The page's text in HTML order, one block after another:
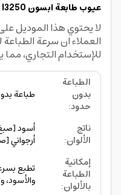
عيوب طابعة ابسون l3250
لا يحتوي هذا الموديل
العملاء ان سرعة
للإستخدام التجاري،
الطباعة
بدون
حدود:
طباعة بدون
ناتج
الألوان:
أسود
أرجواني
إمكانية
الطباعة
بالألوان:
والأسود، و17 صفحة في الدقيقة للملون